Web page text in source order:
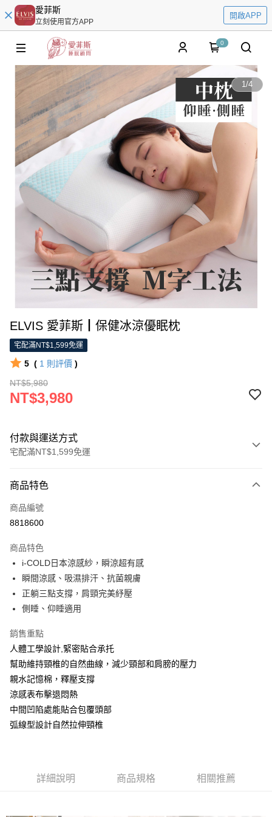
愛菲斯
立刻使用官方APP
開啟APP
0
1/4
ELVIS 愛菲斯┃保健冰涼優眠枕
宅配滿NT$1,599免運
5 ( 1 則評價 )
NT$5,980
NT$3,980
付款與運送方式
宅配滿NT$1,599免運
信用卡一次付款
LINE Pay
街口支付
全盈+PAY
運送方式
物流宅配
每筆NT$150，滿NT$1,599(含以上)免運費
商品特色
商品編號
8818600
商品特色
i-COLD日本涼感紗，瞬涼超有感
瞬間涼感、吸濕排汗、抗菌親膚
正躺三點支撐，肩頸完美紓壓
側睡、仰睡適用
銷售重點
人體工學設計,緊密貼合承托
幫助維持頸椎的自然曲線，減少頸部和肩膀的壓力
親水記憶棉，釋壓支撐
涼感表布擊退悶熱
中間凹陷處能貼合包覆頭部
弧線型設計自然拉伸頸椎
詳細說明 商品規格 相關推薦